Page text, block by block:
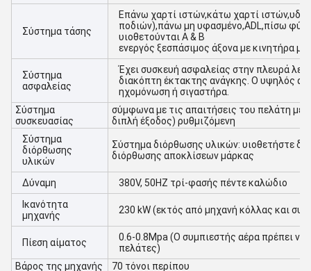
Σύστημα τάσης
Επάνω χαρτί ιστών,κάτω χαρτί
ποδιών),πάνω μη υφασμένο,ADL,πίσω
υιοθετούνται A & B
ενεργός ξεσπάσιμος άξονα με κινητήρα
Σύστημα
ασφαλείας
Έχει συσκευή ασφαλείας στην πλευρά
διακόπτη έκτακτης ανάγκης. Ο υψηλός
ηχομόνωση ή σιγαστήρα.
Σύστημα
συσκευασίας
σύμφωνα με τις απαιτήσεις του πελάτη με
διπλή έξοδος) ρυθμιζόμενη
Σύστημα
διόρθωσης
υλικών
Σύστημα διόρθωσης υλικών: υιοθετήστε
διόρθωσης αποκλίσεων μάρκας
Δύναμη
380V, 50HZ τρί-φασής πέντε καλώδιο
Ικανότητα
μηχανής
230 kW (εκτός από μηχανή κόλλας και
Πίεση αίματος
0.6-0.8Mpa (Ο συμπιεστής αέρα πρέπει να
πελάτες)
Βάρος της μηχανής
70 τόνοι περίπου